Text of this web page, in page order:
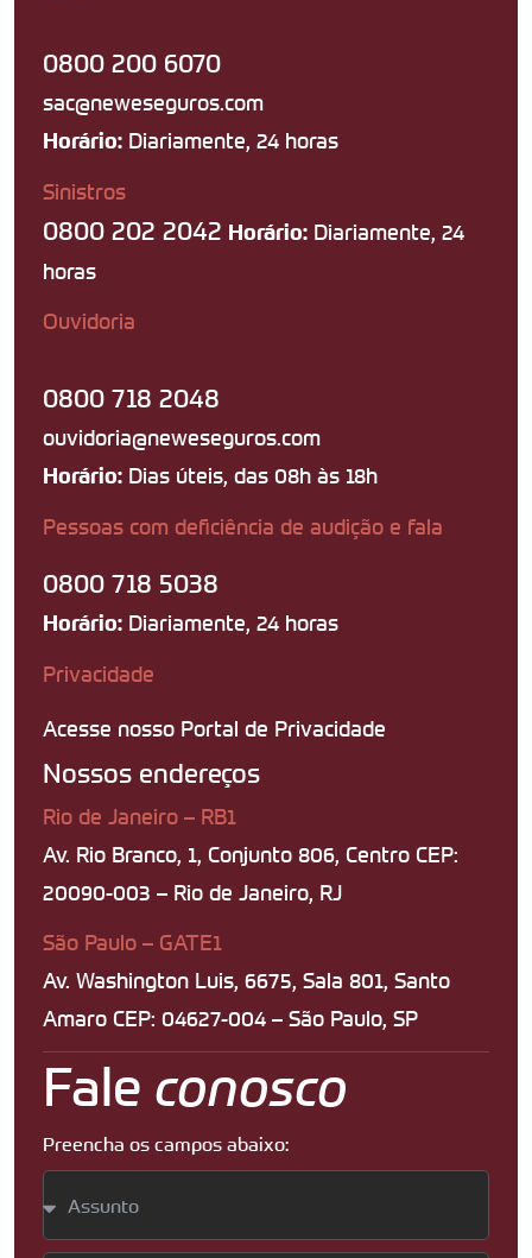
0800 200 6070
sac@neweseguros.com
Horário: Diariamente, 24 horas
Sinistros
0800 202 2042 Horário: Diariamente, 24
horas
Ouvidoria
0800 718 2048
ouvidoria@neweseguros.com
Horário: Dias úteis, das 08h às 18h
Pessoas com deficiência de audição e fala
0800 718 5038
Horário: Diariamente, 24 horas
Privacidade
Acesse nosso Portal de Privacidade
Nossos endereços
Rio de Janeiro – RB1
Av. Rio Branco, 1, Conjunto 806, Centro CEP:
20090-003 – Rio de Janeiro, RJ
São Paulo – GATE1
Av. Washington Luis, 6675, Sala 801, Santo
Amaro CEP: 04627-004 – São Paulo, SP
Fale conosco
Preencha os campos abaixo: